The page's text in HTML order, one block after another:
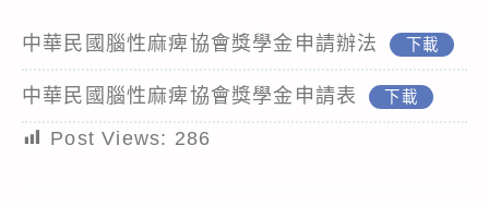
中華民國腦性麻痺協會獎學金申請辦法 下載
中華民國腦性麻痺協會獎學金申請表 下載
Post Views: 286